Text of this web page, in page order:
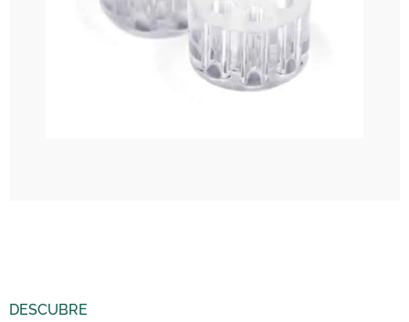
DESCUBRE